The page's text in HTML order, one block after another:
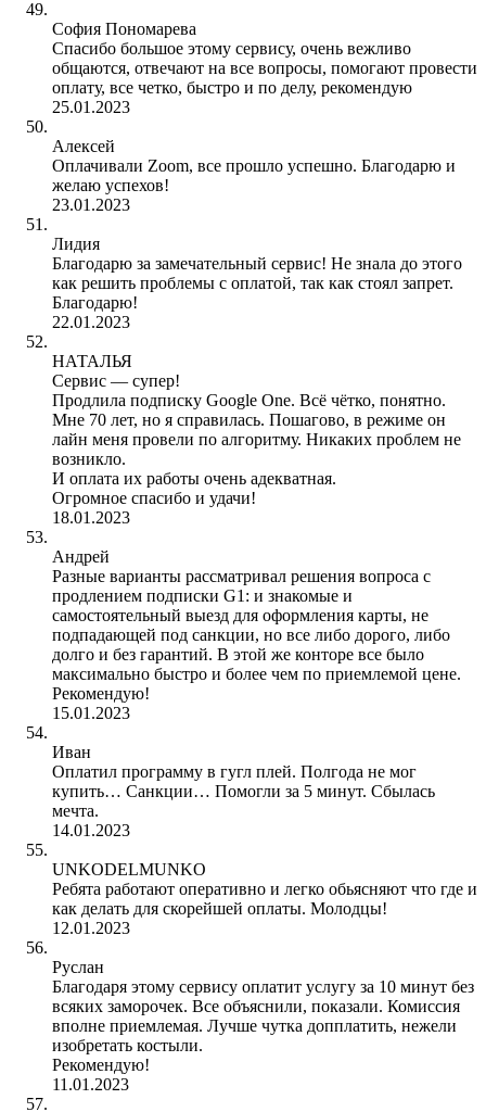
София Пономарева
Спасибо большое этому сервису, очень вежливо
общаются, отвечают на все вопросы, помогают провести
оплату, все четко, быстро и по делу, рекомендую
25.01.2023
Алексей
Оплачивали Zoom, все прошло успешно. Благодарю и
желаю успехов!
23.01.2023
Лидия
Благодарю за замечательный сервис! Не знала до этого
как решить проблемы с оплатой, так как стоял запрет.
Благодарю!
22.01.2023
НАТАЛЬЯ
Сервис — супер!
Продлила подписку Google One. Всё чётко, понятно.
Мне 70 лет, но я справилась. Пошагово, в режиме он
лайн меня провели по алгоритму. Никаких проблем не
возникло.
И оплата их работы очень адекватная.
Огромное спасибо и удачи!
18.01.2023
Андрей
Разные варианты рассматривал решения вопроса с
продлением подписки G1: и знакомые и
самостоятельный выезд для оформления карты, не
подпадающей под санкции, но все либо дорого, либо
долго и без гарантий. В этой же конторе все было
максимально быстро и более чем по приемлемой цене.
Рекомендую!
15.01.2023
Иван
Оплатил программу в гугл плей. Полгода не мог
купить… Санкции… Помогли за 5 минут. Сбылась
мечта.
14.01.2023
UNKODELMUNKO
Ребята работают оперативно и легко обьясняют что где и
как делать для скорейшей оплаты. Молодцы!
12.01.2023
Руслан
Благодаря этому сервису оплатит услугу за 10 минут без
всяких заморочек. Все объяснили, показали. Комиссия
вполне приемлемая. Лучше чутка допплатить, нежели
изобретать костыли.
Рекомендую!
11.01.2023